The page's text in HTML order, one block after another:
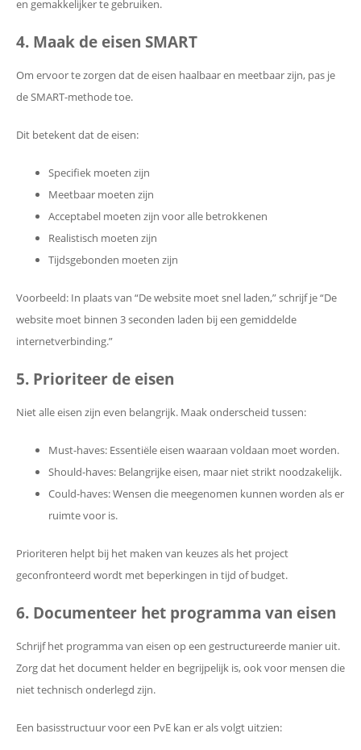
en gemakkelijker te gebruiken.
4. Maak de eisen SMART
Om ervoor te zorgen dat de eisen haalbaar en meetbaar zijn, pas je
de SMART-methode toe.
Dit betekent dat de eisen:
Specifiek moeten zijn
Meetbaar moeten zijn
Acceptabel moeten zijn voor alle betrokkenen
Realistisch moeten zijn
Tijdsgebonden moeten zijn
Voorbeeld: In plaats van “De website moet snel laden,” schrijf je “De
website moet binnen 3 seconden laden bij een gemiddelde
internetverbinding.”
5. Prioriteer de eisen
Niet alle eisen zijn even belangrijk. Maak onderscheid tussen:
Must-haves: Essentiële eisen waaraan voldaan moet worden.
Should-haves: Belangrijke eisen, maar niet strikt noodzakelijk.
Could-haves: Wensen die meegenomen kunnen worden als er
ruimte voor is.
Prioriteren helpt bij het maken van keuzes als het project
geconfronteerd wordt met beperkingen in tijd of budget.
6. Documenteer het programma van eisen
Schrijf het programma van eisen op een gestructureerde manier uit.
Zorg dat het document helder en begrijpelijk is, ook voor mensen die
niet technisch onderlegd zijn.
Een basisstructuur voor een PvE kan er als volgt uitzien: